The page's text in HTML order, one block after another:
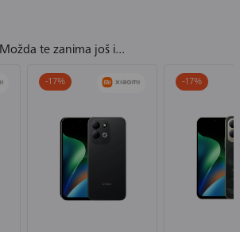
Možda te zanima još i...
-17% -17%